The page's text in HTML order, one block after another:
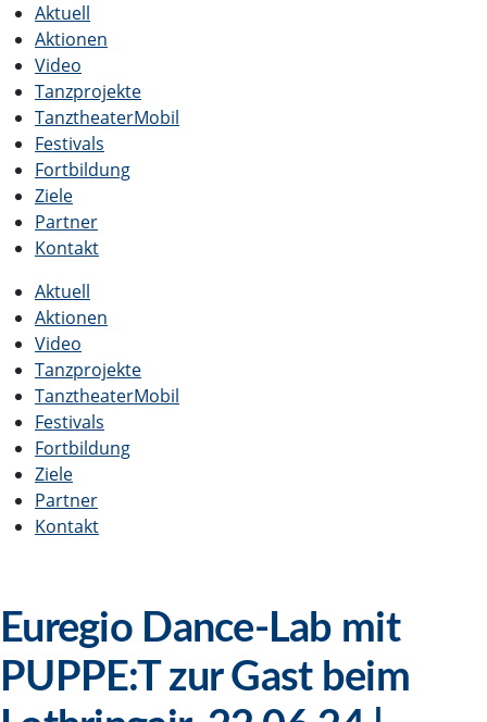
Aktuell
Aktionen
Video
Tanzprojekte
TanztheaterMobil
Festivals
Fortbildung
Ziele
Partner
Kontakt
Aktuell
Aktionen
Video
Tanzprojekte
TanztheaterMobil
Festivals
Fortbildung
Ziele
Partner
Kontakt
Euregio Dance-Lab mit
PUPPE:T zur Gast beim